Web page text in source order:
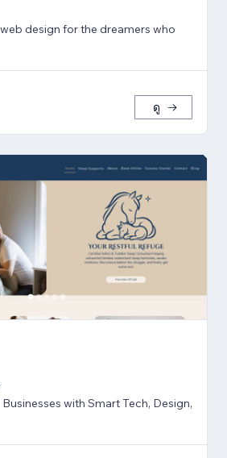
design for the dreamers who
ดู
with Smart Tech, Design,